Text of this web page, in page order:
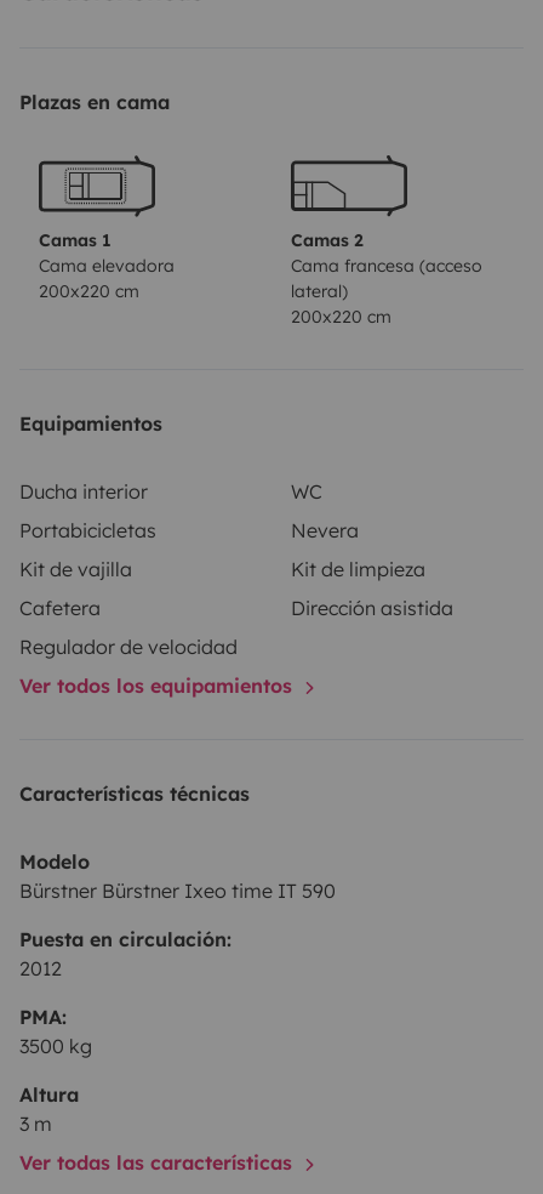
Extensão elétrica
Pastilhas sanita WC
Autorização de levar animais
Os quilómetros é sem limite.
Plazas en cama
Camas 1
Cama elevadora
200x220 cm
Camas 2
Cama francesa (acceso
lateral)
200x220 cm
Equipamientos
Ducha interior
WC
Portabicicletas
Nevera
Kit de vajilla
Kit de limpieza
Cafetera
Dirección asistida
Regulador de velocidad
Ver todos los equipamientos
Características técnicas
Modelo
Bürstner Bürstner Ixeo time IT 590
Puesta en circulación:
2012
PMA:
3500 kg
Altura
3 m
Ver todas las características